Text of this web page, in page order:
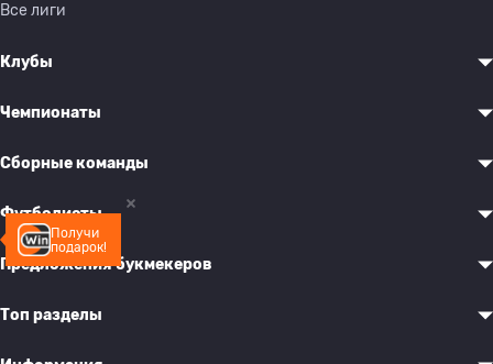
Получи
подарок!
Все лиги
Клубы
Чемпионаты
Сборные команды
Футболисты
Предложения букмекеров
Топ разделы